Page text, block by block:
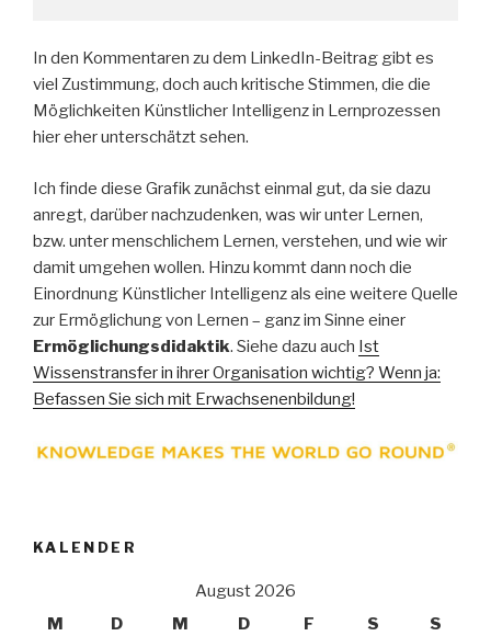
In den Kommentaren zu dem LinkedIn-Beitrag gibt es
viel Zustimmung, doch auch kritische Stimmen, die die
Möglichkeiten Künstlicher Intelligenz in Lernprozessen
hier eher unterschätzt sehen.
Ich finde diese Grafik zunächst einmal gut, da sie dazu
anregt, darüber nachzudenken, was wir unter Lernen,
bzw. unter menschlichem Lernen, verstehen, und wie wir
damit umgehen wollen. Hinzu kommt dann noch die
Einordnung Künstlicher Intelligenz als eine weitere Quelle
zur Ermöglichung von Lernen – ganz im Sinne einer
Ermöglichungsdidaktik. Siehe dazu auch Ist
Wissenstransfer in ihrer Organisation wichtig? Wenn ja:
Befassen Sie sich mit Erwachsenenbildung!
KALENDER
August 2026
M
D M D F S S